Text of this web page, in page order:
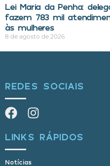
Lei Maria da Penha:
fazem 783 mil
às mulheres
8 de agosto de 2026
REDES SOCIAIS
LINKS RÁPIDOS
Notícias